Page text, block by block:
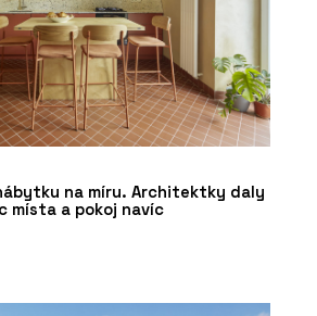
na míru. Architektky daly
místa a pokoj navíc